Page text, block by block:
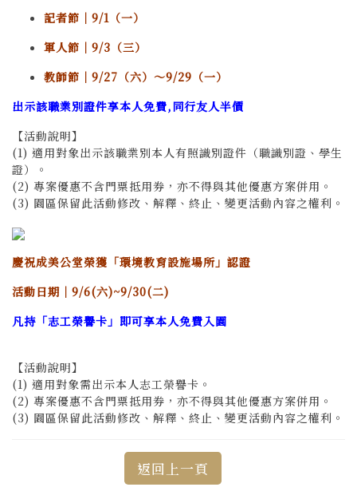
記者節｜9/1（一）
軍人節｜9/3（三）
教師節｜9/27（六）～9/29（一）
出示該職業別證件享本人免費,同行友人半價
【活動說明】
(1) 適用對象出示該職業別本人有照識別證件（職識別證、學生
證）。
(2) 專案優惠不含門票抵用券，亦不得與其他優惠方案併用。
(3) 園區保留此活動修改、解釋、終止、變更活動內容之權利。
慶祝成美公堂榮獲「環境教育設施場所」認證
活動日期｜9/6(六)~9/30(二)
凡持「志工榮譽卡」即可享本人免費入園
【活動說明】
(1) 適用對象需出示本人志工榮譽卡。
(2) 專案優惠不含門票抵用券，亦不得與其他優惠方案併用。
(3) 園區保留此活動修改、解釋、終止、變更活動內容之權利。
返回上一頁